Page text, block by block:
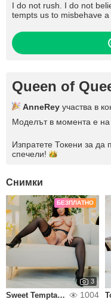
I do not rush. I do not
tempts us to misbehave a
Queen of
AnneRey участва в
Моделът в момента е на
Изпратете Токени за да
спечели!
Снимки
БЕЗПЛАТНО
3
Sweet Temptation 1004